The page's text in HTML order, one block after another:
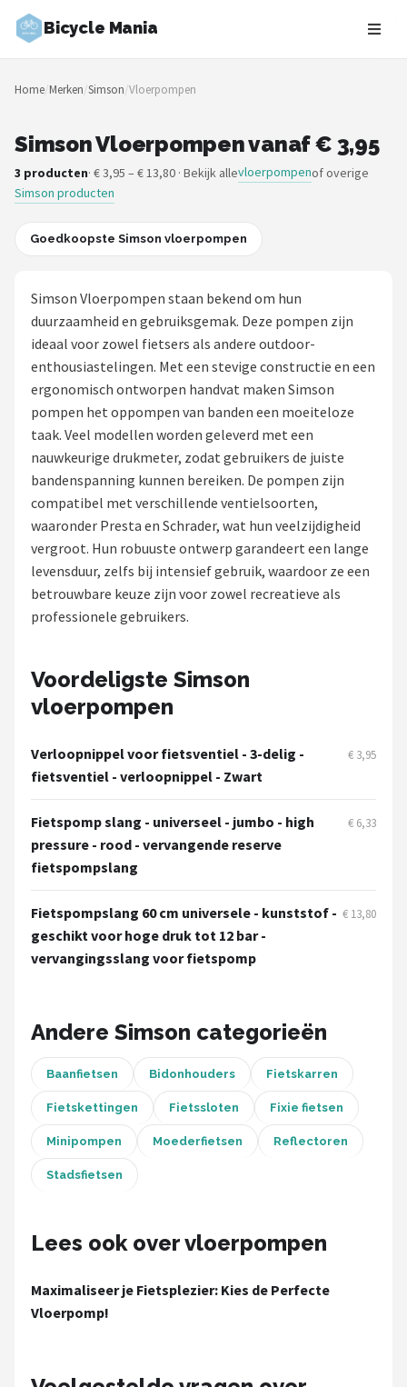
Bicycle Mania
Zoeken
NAVIGATIE
Merken
Blog
Kinderfietsen
Stadsfietsen
Elektrische fietsen
Mountainbikes
Shop
Basil
Volare
AXA
BBB Cycling
Schwalbe
Voltano
Shimano
Cortina
Home/Merken/Simson/Vloerpompen
Simson Vloerpompen vanaf € 3,95
3 producten· € 3,95 – € 13,80 · Bekijk allevloerpompenof overige
Simson producten
Goedkoopste Simson vloerpompen
Simson Vloerpompen staan bekend om hun
duurzaamheid en gebruiksgemak. Deze pompen zijn
ideaal voor zowel fietsers als andere outdoor-
enthousiastelingen. Met een stevige constructie en een
ergonomisch ontworpen handvat maken Simson
pompen het oppompen van banden een moeiteloze
taak. Veel modellen worden geleverd met een
nauwkeurige drukmeter, zodat gebruikers de juiste
bandenspanning kunnen bereiken. De pompen zijn
compatibel met verschillende ventielsoorten,
waaronder Presta en Schrader, wat hun veelzijdigheid
vergroot. Hun robuuste ontwerp garandeert een lange
levensduur, zelfs bij intensief gebruik, waardoor ze een
betrouwbare keuze zijn voor zowel recreatieve als
professionele gebruikers.
Voordeligste Simson
vloerpompen
Verloopnippel voor fietsventiel - 3-delig -
fietsventiel - verloopnippel - Zwart
€ 3,95
Fietspomp slang - universeel - jumbo - high
pressure - rood - vervangende reserve
fietspompslang
€ 6,33
Fietspompslang 60 cm universele - kunststof -
geschikt voor hoge druk tot 12 bar -
vervangingsslang voor fietspomp
€ 13,80
Andere Simson categorieën
Baanfietsen Bidonhouders Fietskarren
Fietskettingen Fietssloten Fixie fietsen
Minipompen Moederfietsen Reflectoren
Stadsfietsen
Lees ook over vloerpompen
Maximaliseer je Fietsplezier: Kies de Perfecte
Vloerpomp!